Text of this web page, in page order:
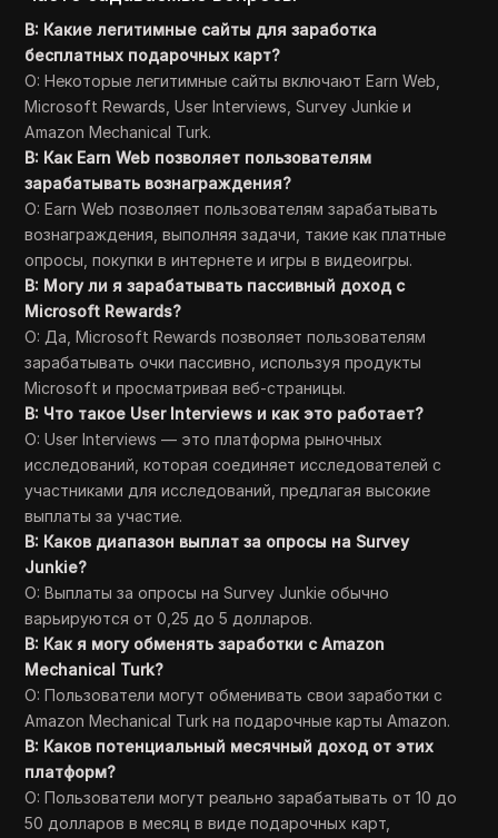
В: Какие легитимные сайты для заработка
бесплатных подарочных карт?
О: Некоторые легитимные сайты включают Earn Web,
Microsoft Rewards, User Interviews, Survey Junkie и
Amazon Mechanical Turk.
В: Как Earn Web позволяет пользователям
зарабатывать вознаграждения?
О: Earn Web позволяет пользователям зарабатывать
вознаграждения, выполняя задачи, такие как платные
опросы, покупки в интернете и игры в видеоигры.
В: Могу ли я зарабатывать пассивный доход с
Microsoft Rewards?
О: Да, Microsoft Rewards позволяет пользователям
зарабатывать очки пассивно, используя продукты
Microsoft и просматривая веб-страницы.
В: Что такое User Interviews и как это работает?
О: User Interviews — это платформа рыночных
исследований, которая соединяет исследователей с
участниками для исследований, предлагая высокие
выплаты за участие.
В: Каков диапазон выплат за опросы на Survey
Junkie?
О: Выплаты за опросы на Survey Junkie обычно
варьируются от 0,25 до 5 долларов.
В: Как я могу обменять заработки с Amazon
Mechanical Turk?
О: Пользователи могут обменивать свои заработки с
Amazon Mechanical Turk на подарочные карты Amazon.
В: Каков потенциальный месячный доход от этих
платформ?
О: Пользователи могут реально зарабатывать от 10 до
50 долларов в месяц в виде подарочных карт,